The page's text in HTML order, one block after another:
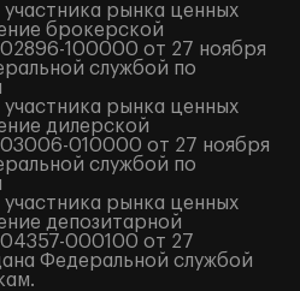
рынка ценных
брокерской
100000 от 27 ноября
службой по
рынка ценных
дилерской
010000 от 27 ноября
службой по
рынка ценных
депозитарной
000100 от 27
Федеральной службой